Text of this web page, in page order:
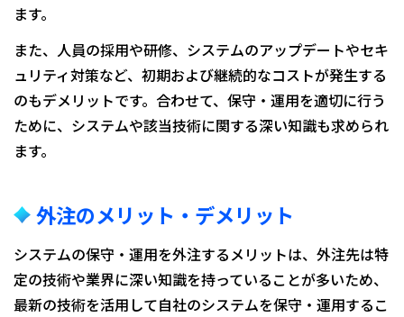
ます。
また、人員の採用や研修、システムのアップデートやセキ
ュリティ対策など、初期および継続的なコストが発生する
のもデメリットです。合わせて、保守・運用を適切に行う
ために、システムや該当技術に関する深い知識も求められ
ます。
外注のメリット・デメリット
システムの保守・運用を外注するメリットは、外注先は特
定の技術や業界に深い知識を持っていることが多いため、
最新の技術を活用して自社のシステムを保守・運用するこ